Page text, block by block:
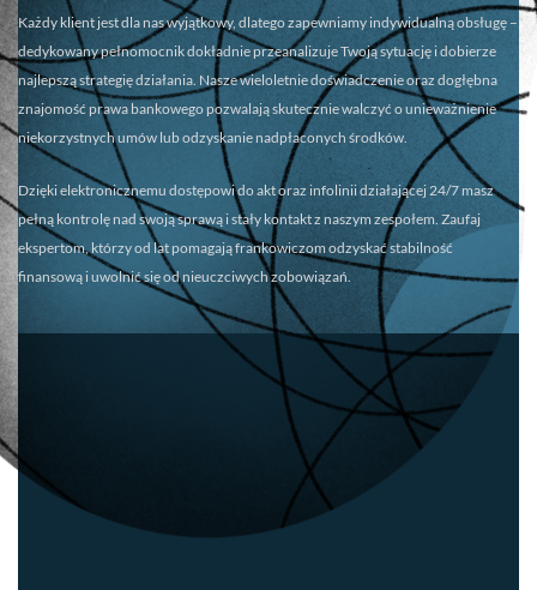
Każdy klient jest dla nas wyjątkowy, dlatego zapewniamy indywidualną obsługę –
dedykowany pełnomocnik dokładnie przeanalizuje Twoją sytuację i dobierze
najlepszą strategię działania. Nasze wieloletnie doświadczenie oraz dogłębna
znajomość prawa bankowego pozwalają skutecznie walczyć o unieważnienie
niekorzystnych umów lub odzyskanie nadpłaconych środków.
Dzięki elektronicznemu dostępowi do akt oraz infolinii działającej 24/7 masz
pełną kontrolę nad swoją sprawą i stały kontakt z naszym zespołem. Zaufaj
ekspertom, którzy od lat pomagają frankowiczom odzyskać stabilność
finansową i uwolnić się od nieuczciwych zobowiązań.